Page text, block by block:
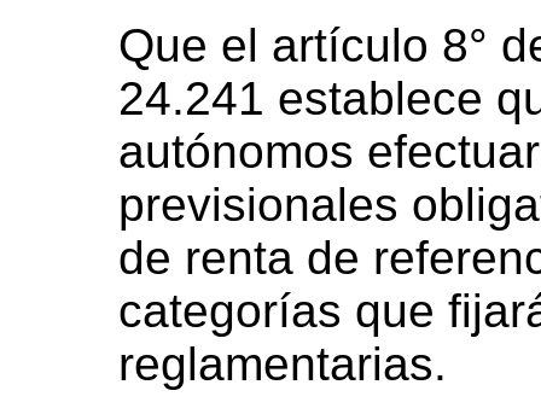
Que el artículo 8°
24.241 establece
autónomos
previsionales
de renta de
categorías que
reglamentarias.